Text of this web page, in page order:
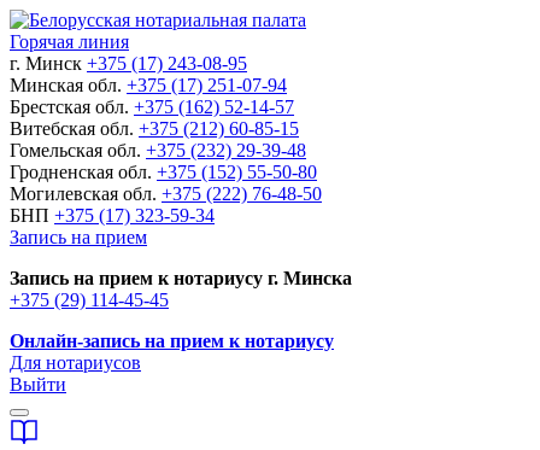
Горячая линия
г. Минск +375 (17) 243-08-95
Минская обл. +375 (17) 251-07-94
Брестская обл. +375 (162) 52-14-57
Витебская обл. +375 (212) 60-85-15
Гомельская обл. +375 (232) 29-39-48
Гродненская обл. +375 (152) 55-50-80
Могилевская обл. +375 (222) 76-48-50
БНП +375 (17) 323-59-34
Запись на прием
Запись на прием к нотариусу г. Минска
+375 (29) 114-45-45
Онлайн-запись на прием к нотариусу
Для нотариусов
Выйти